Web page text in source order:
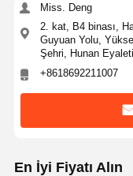
Miss. Deng
2. kat, B4 binası,
Guyuan Yolu,
Şehri, Hunan
+8618692211007
En İyi Fiyatı Alın